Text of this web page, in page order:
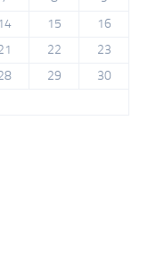
14 15
16
22
23
29
30